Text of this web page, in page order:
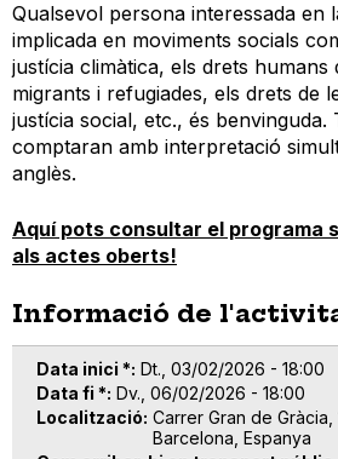
Qualsevol persona interessada en
implicada en moviments socials
justícia climàtica, els drets humans
migrants i refugiades, els drets de
justícia social, etc., és benvinguda.
comptaran amb interpretació
anglès.
Aquí pots consultar el programa
als actes oberts!
Informació de
Data inici * Dt., 03/02/2026 - 18:00
Data fi * Dv., 06/02/2026 - 18:00
Localització Carrer Gran de Gràcia,
Barcelona, Espanya